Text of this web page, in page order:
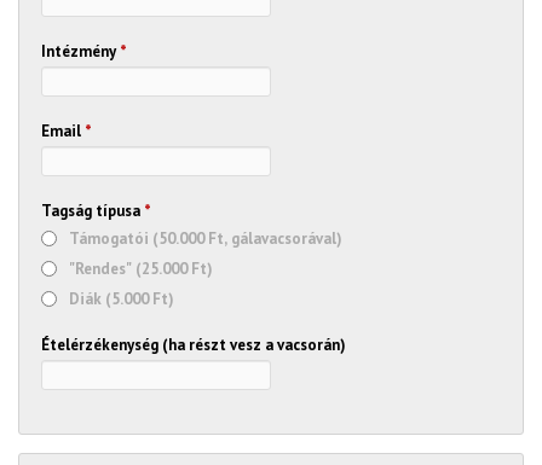
Intézmény*
Email *
Tagság típusa *
Támogatói (50.000 Ft, gálavacsorával)
"Rendes" (25.000 Ft)
Diák (5.000 Ft)
Ételérzékenység (ha részt vesz a vacsorán)